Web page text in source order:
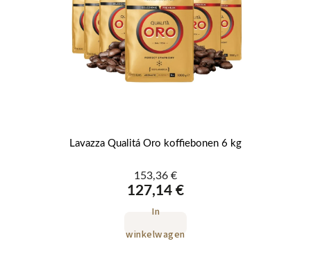
Lavazza Qualitá Oro koffiebonen 6 kg
153,36 €
127,14 €
In
winkelwagen